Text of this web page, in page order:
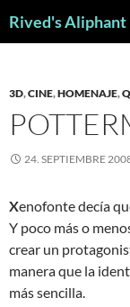
Rived's Aliphant
3D,CINE,HOMENAJE,
24. SEPTIEMBRE
Xenofonte decía
Y poco más o
crear un
manera que la
más sencilla.